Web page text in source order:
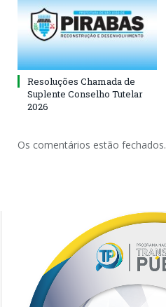
Resoluções Chamada de
Suplente Conselho Tutelar
2026
Os comentários estão fechados.